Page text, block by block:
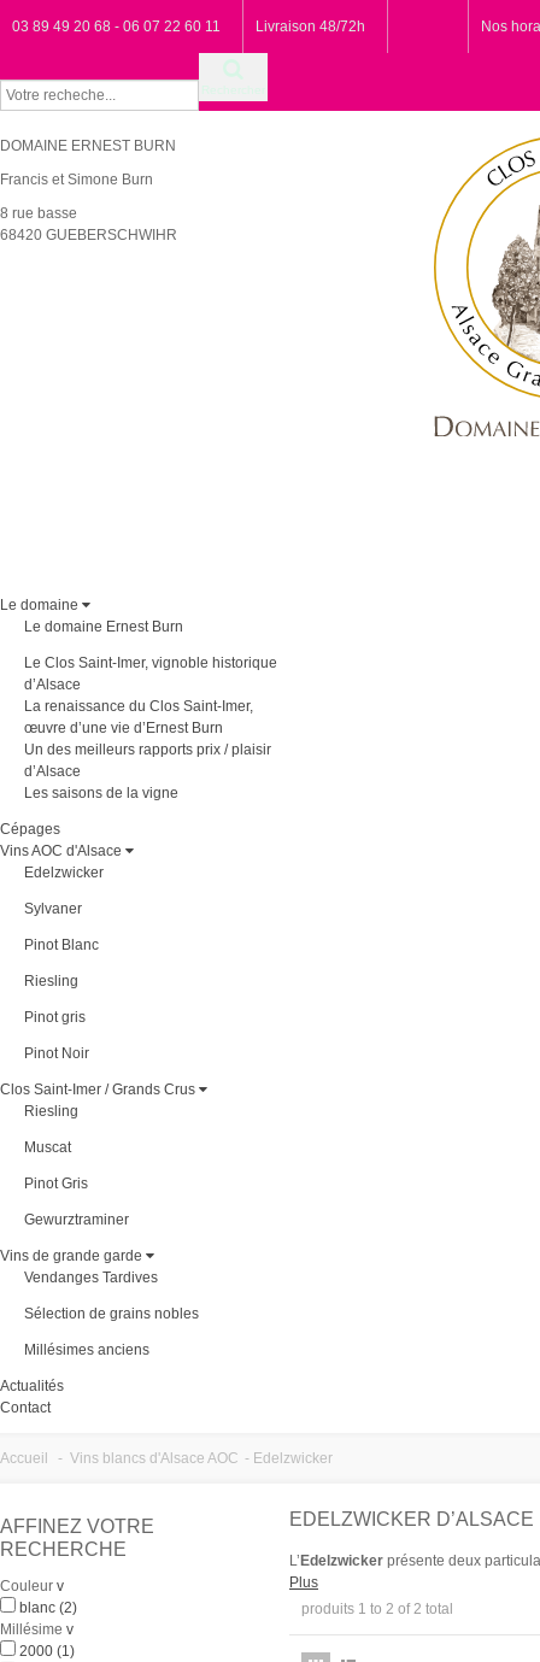
03 89 49 20 68 - 06 07 22 60 11 Livraison 48/72h Nos
Rechercher
DOMAINE ERNEST BURN
Francis et Simone Burn
8 rue basse
68420 GUEBERSCHWIHR
Le domaine
Le domaine Ernest Burn
Le Clos Saint-Imer, vignoble historique
d’Alsace
La renaissance du Clos Saint-Imer,
œuvre d’une vie d’Ernest Burn
Un des meilleurs rapports prix / plaisir
d’Alsace
Les saisons de la vigne
Cépages
Vins AOC d'Alsace
Edelzwicker
Sylvaner
Pinot Blanc
Riesling
Pinot gris
Pinot Noir
Clos Saint-Imer / Grands Crus
Riesling
Muscat
Pinot Gris
Gewurztraminer
Vins de grande garde
Vendanges Tardives
Sélection de grains nobles
Millésimes anciens
Actualités
Contact
Accueil - Vins blancs d'Alsace AOC - Edelzwicker
AFFINEZ VOTRE
RECHERCHE
Couleur v
blanc (2)
Millésime v
2000 (1)
EDELZWICKER
L’Edelzwicker présente deux
75 cl réservée aux 7 cépages, et
associant "edel", noble, et "Zwicker"
Caractéristiques de
Plus
produits 1 to 2 of 2 total